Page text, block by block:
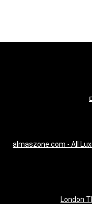
almaszone.com - All
London